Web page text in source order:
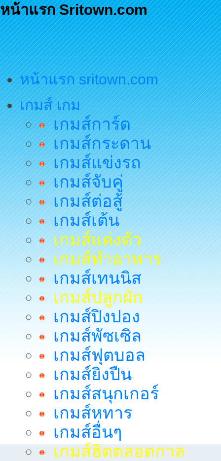
หน้าแรก Sritown.com
หน้าแรก sritown.com
เกมส์ เกม
เกมส์การ์ด
เกมส์กระดาน
เกมส์แข่งรถ
เกมส์จับคู่
เกมส์ต่อสู้
เกมส์เต้น
เกมส์แต่งตัว
เกมส์ทำอาหาร
เกมส์เทนนิส
เกมส์ปลูกผัก
เกมส์ปิงปอง
เกมส์พัซเซิล
เกมส์ฟุตบอล
เกมส์ยิงปืน
เกมส์สนุกเกอร์
เกมส์หทาร
เกมส์อื่นๆ
เกมส์ฮิตตลอดกาล